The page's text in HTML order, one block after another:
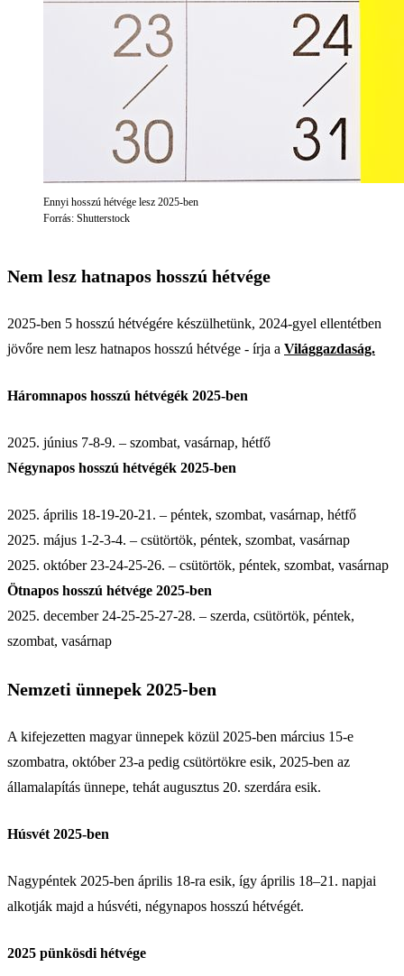
Ennyi hosszú hétvége lesz 2025-ben
Forrás: Shutterstock
Nem lesz hatnapos hosszú hétvége
2025-ben 5 hosszú hétvégére készülhetünk, 2024-gyel ellentétben
jövőre nem lesz hatnapos hosszú hétvége - írja a Világgazdaság.
Háromnapos hosszú hétvégék 2025-ben
2025. június 7-8-9. – szombat, vasárnap, hétfő
Négynapos hosszú hétvégék 2025-ben
2025. április 18-19-20-21. – péntek, szombat, vasárnap, hétfő
2025. május 1-2-3-4. – csütörtök, péntek, szombat, vasárnap
2025. október 23-24-25-26. – csütörtök, péntek, szombat, vasárnap
Ötnapos hosszú hétvége 2025-ben
2025. december 24-25-25-27-28. – szerda, csütörtök, péntek,
szombat, vasárnap
Nemzeti ünnepek 2025-ben
A kifejezetten magyar ünnepek közül 2025-ben március 15-e
szombatra, október 23-a pedig csütörtökre esik, 2025-ben az
államalapítás ünnepe, tehát augusztus 20. szerdára esik.
Húsvét 2025-ben
Nagypéntek 2025-ben április 18-ra esik, így április 18–21. napjai
alkotják majd a húsvéti, négynapos hosszú hétvégét.
2025 pünkösdi hétvége